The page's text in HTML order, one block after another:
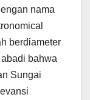
nama
berdiameter
bahwa
Sungai